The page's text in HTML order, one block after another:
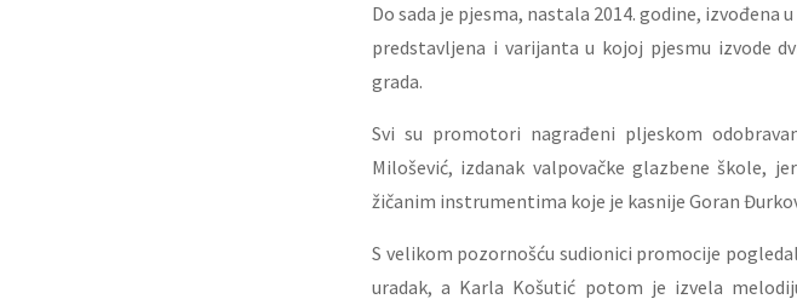
Do sada je pjesma, nastala 2014. godine,
predstavljena i varijanta u kojoj pjesmu izvode
grada.
Svi su promotori nagrađeni pljeskom
Milošević, izdanak valpovačke glazbene škole,
žičanim instrumentima koje je kasnije Goran
S velikom pozornošću sudionici promocije
uradak, a Karla Košutić potom je izvela